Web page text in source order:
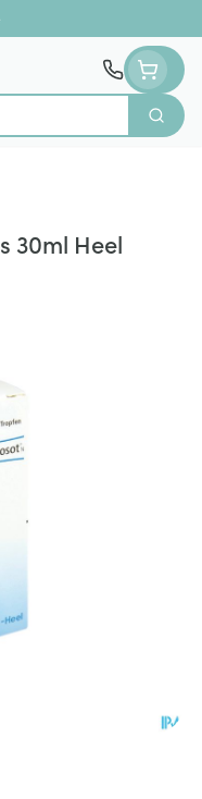
30ml Heel